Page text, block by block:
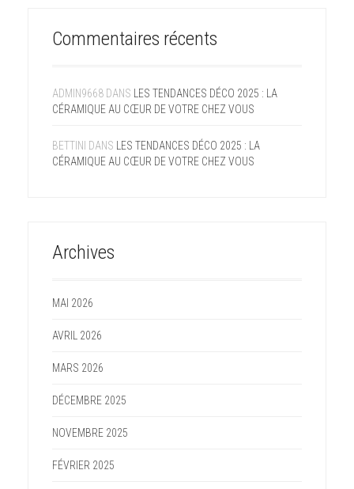
Commentaires récents
ADMIN9668 DANS
LES TENDANCES DÉCO 2025 : LA
CÉRAMIQUE AU CŒUR DE VOTRE CHEZ VOUS
BETTINI DANS
LES TENDANCES DÉCO 2025 : LA
CÉRAMIQUE AU CŒUR DE VOTRE CHEZ VOUS
Archives
MAI 2026
AVRIL 2026
MARS 2026
DÉCEMBRE 2025
NOVEMBRE 2025
FÉVRIER 2025